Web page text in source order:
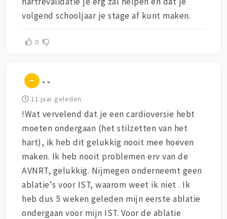
volgend schooljaar je stage af kunt maken.
0
- -
11 jaar geleden
!Wat vervelend dat je een cardioversie hebt
moeten ondergaan (het stilzetten van het
hart), ik heb dit gelukkig nooit mee hoeven
maken. Ik heb nooit problemen erv van de
AVNRT, gelukkig. Nijmegen onderneemt geen
ablatie's voor IST, waarom weet ik niet . Ik
heb dus 5 weken geleden mijn eerste ablatie
ondergaan voor mijn IST. Voor de ablatie